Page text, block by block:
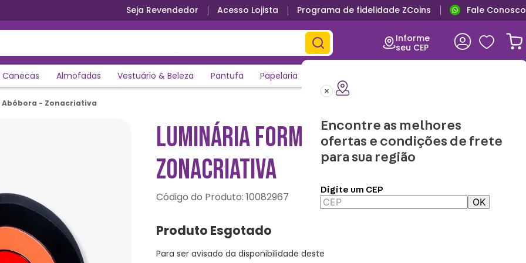
Seja Revendedor Acesso Lojista Programa de fidelidade ZCoins Fale Conosco
Informe
seu CEP
Encontre as melhores
ofertas e condições de frete
para sua região
Digite um CEP
OK
Canecas Almofadas Vestuário & Beleza Pantufa Papelaria
- Zonacriativa
LUMINÁRIA FORMATO ABÓBORA -
ZONACRIATIVA
: 10082967